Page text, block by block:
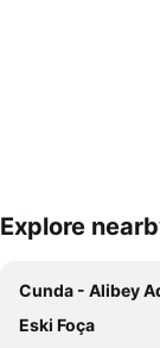
Haritayı
Explore
Cunda - Alibey
Eski Foça